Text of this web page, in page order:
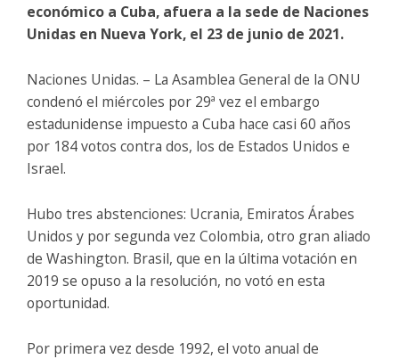
económico a Cuba, afuera a la sede de Naciones
Unidas en Nueva York, el 23 de junio de 2021.
Naciones Unidas. – La Asamblea General de la ONU
condenó el miércoles por 29ª vez el embargo
estadunidense impuesto a Cuba hace casi 60 años
por 184 votos contra dos, los de Estados Unidos e
Israel.
Hubo tres abstenciones: Ucrania, Emiratos Árabes
Unidos y por segunda vez Colombia, otro gran aliado
de Washington. Brasil, que en la última votación en
2019 se opuso a la resolución, no votó en esta
oportunidad.
Por primera vez desde 1992, el voto anual de